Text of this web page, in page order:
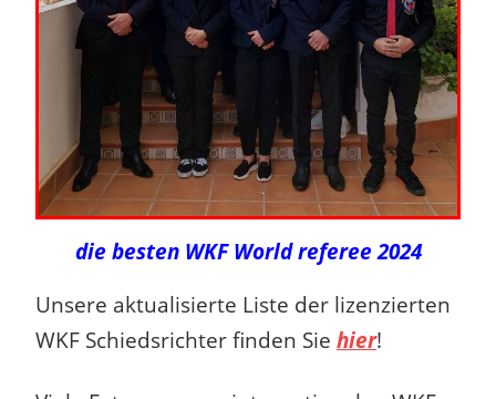
die besten WKF World referee 2024
Unsere aktualisierte Liste der lizenzierten
WKF Schiedsrichter finden Sie hier!